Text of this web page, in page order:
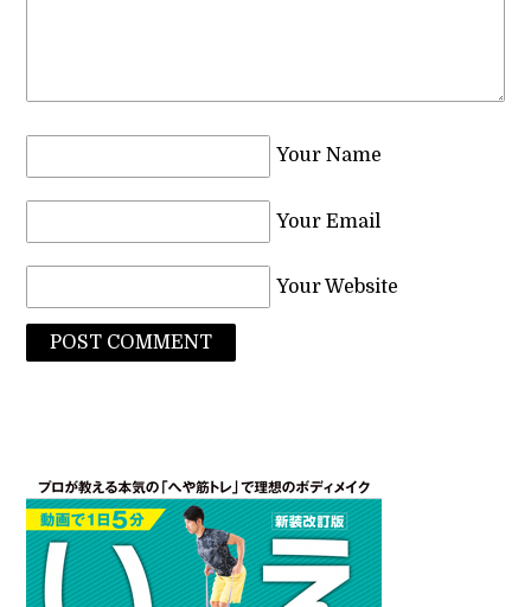
Your Name
Your Email
Your Website